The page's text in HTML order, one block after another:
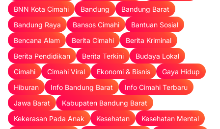
BNN Kota Cimahi
Bandung
Bandung Barat
Bandung Raya
Bansos Cimahi
Bantuan Sosial
Bencana Alam
Berita Cimahi
Berita Kriminal
Berita Pendidikan
Berita Terkini
Budaya Lokal
Cimahi
Cimahi Viral Ekonomi & Bisnis
Gaya Hidup
Hiburan
Info Bandung Barat
Info Cimahi Terbaru
Jawa Barat
Kabupaten Bandung Barat
Kekerasan Pada Anak
Kesehatan
Kesehatan Mental